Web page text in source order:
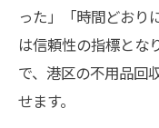
港区で人
不用品回
安心でき
った」「時間どおり
は信頼性の指標とな
で、港区の不用品回
せます。